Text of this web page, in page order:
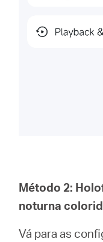
Método 2:
noturna
Vá para as